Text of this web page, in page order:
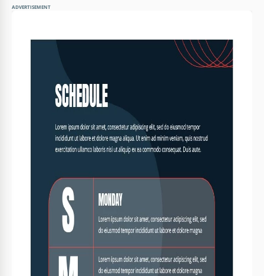
ADVERTISEMENT